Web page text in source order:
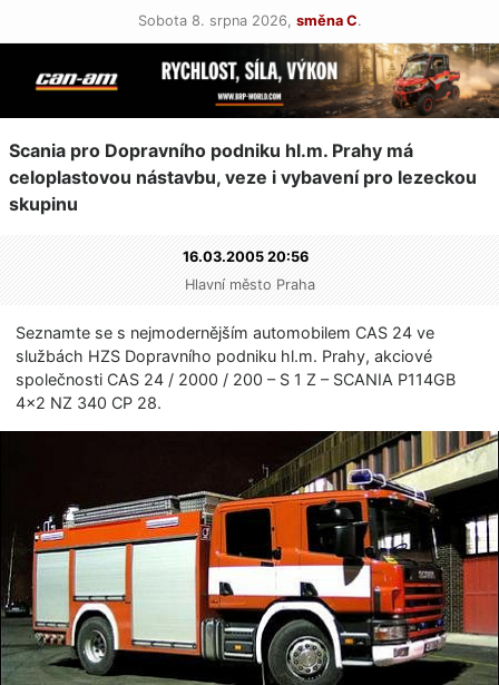
Sobota 8. srpna 2026, směna C.
Scania pro Dopravního podniku hl.m. Prahy má
celoplastovou nástavbu, veze i vybavení pro lezeckou
skupinu
16.03.2005 20:56
Hlavní město Praha
Seznamte se s nejmodernějším automobilem CAS 24 ve
službách HZS Dopravního podniku hl.m. Prahy, akciové
společnosti CAS 24 / 2000 / 200 – S 1 Z – SCANIA P114GB
4×2 NZ 340 CP 28.